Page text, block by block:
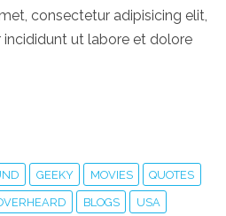
consectetur adipisicing elit,
ut labore et dolore
GEEKY MOVIES QUOTES
BLOGS USA